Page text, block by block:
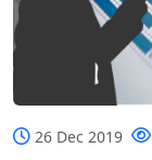
26 Dec 2019